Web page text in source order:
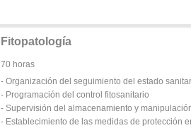
Fitopatología
70 horas
- Organización del seguimiento del estado
- Programación del control fitosanitario
- Supervisión del almacenamiento y
- Establecimiento de las medidas de protección